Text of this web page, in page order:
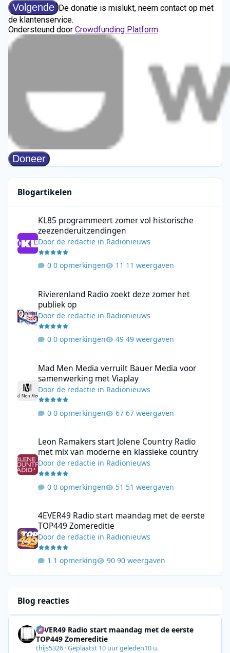
Blogartikelen
KL85 programmeert zomer vol historische
zeezenderuitzendingen
Doorde redactie in Radionieuws
0 opmerkingen 11 weergaven
Rivierenland Radio zoekt deze zomer het
publiek op
Doorde redactie in Radionieuws
0 opmerkingen 49 weergaven
Mad Men Media verruilt Bauer Media voor
samenwerking met Viaplay
Doorde redactie in Radionieuws
0 opmerkingen 67 weergaven
Leon Ramakers start Jolene Country Radio
met mix van moderne en klassieke country
Doorde redactie in Radionieuws
0 opmerkingen 51 weergaven
4EVER49 Radio start maandag met de eerste
TOP449 Zomereditie
Doorde redactie in Radionieuws
1 opmerking 90 weergaven
Blog reacties
4EVER49 Radio start maandag met de eerste
TOP449 Zomereditie
thijs5326 ·Geplaatst 10 uur geleden10 u.